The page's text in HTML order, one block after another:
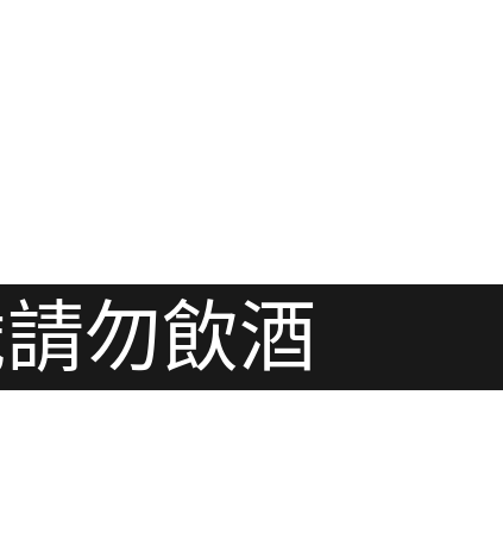
勿飲酒